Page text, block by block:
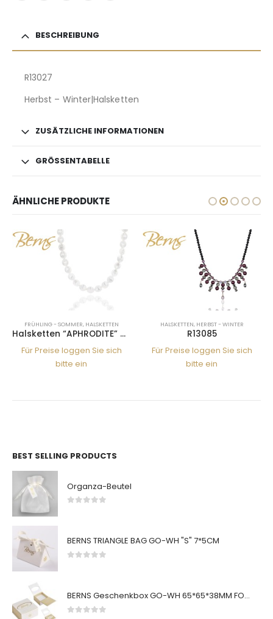
BESCHREIBUNG
R13027
Herbst – Winter|Halsketten
ZUSÄTZLICHE INFORMATIONEN
GRÖSSENTABELLE
ÄHNLICHE PRODUKTE
FRÜHLING - SOMMER, HALSKETTEN
Halsketten “APHRODITE” WEISS SS
Für Preise loggen Sie sich
bitte ein
HALSKETTEN, HERBST - WINTER
R13085
Für Preise loggen Sie sich
bitte ein
BEST SELLING PRODUCTS
Organza-Beutel
BERNS TRIANGLE BAG GO-WH "S" 7*5CM
BERNS Geschenkbox GO-WH 65*65*38MM FOR SMALL SETS